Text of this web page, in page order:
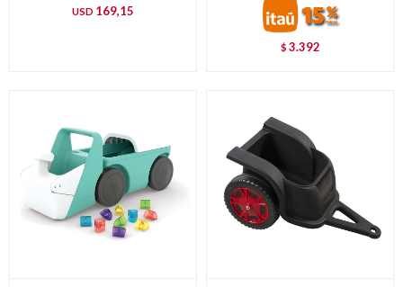
USD 169,15
$3.392